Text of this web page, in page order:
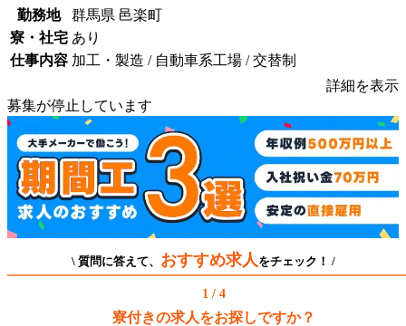
勤務地
群馬県 邑楽町
寮・社宅 あり
仕事内容 加工・製造 / 自動車系工場 / 交替制
詳細を表示
募集が停止しています
\ 質問に答えて、 おすすめ求人 をチェック！ /
1 / 4
寮付きの求人をお探しですか？